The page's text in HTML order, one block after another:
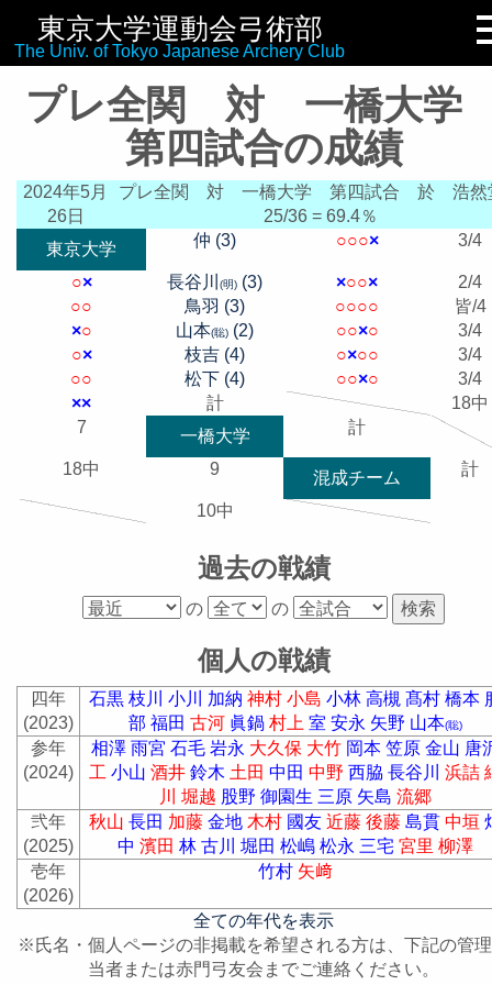
東京大学運動会弓術部
The Univ. of Tokyo Japanese Archery Club
リンク集
プレ全関 対 一橋大
第四試合の成績
2024年5月
26日
プレ全関 対 一橋大学 第四試合
於 浩然
25/36 = 69.4％
東京大学
仲 (3) ○○○× 3/4
○× 長谷川 (明) (3) ×○○×
2/4
○○ 鳥羽 (3) ○○○○
皆/4
×○ 山本(聡) (2) ○○×○
3/4
○× 枝吉 (4) ○×○○
3/4
○○ 松下 (4) ○○×○
3/4
×× 計
18中
7
一橋大学 計
18中 9 混成チーム 計
10中
過去の戦績
の の
個人の戦績
四年
(2023)
石黒 枝川 小川 加納 神村 小島 小林 高槻 髙村 橋本
部 福田 古河 眞鍋 村上 室 安永 矢野 山本(聡)
参年
(2024)
相澤 雨宮 石毛 岩永 大久保 大竹 岡本 笠原 金山 唐
工 小山 酒井 鈴木 土田 中田 中野 西脇 長谷川 浜詰
川 堀越 股野 御園生 三原 矢島 流郷
弐年
(2025)
秋山 長田 加藤 金地 木村 國友 近藤 後藤 島貫 中垣
中 濱田 林 古川 堀田 松嶋 松永 三宅 宮里 柳澤
壱年
(2026)
竹村 矢﨑
全ての年代を表示
※氏名・個人ページの非掲載を希望される方は、下記の管
当者または赤門弓友会までご連絡ください。